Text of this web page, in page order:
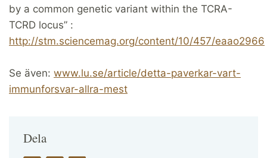
by a common genetic variant within the TCRA-
TCRD locus” :
http://stm.sciencemag.org/content/10/457/eaao2966
Se även: www.lu.se/article/detta-paverkar-vart-
immunforsvar-allra-mest
Dela